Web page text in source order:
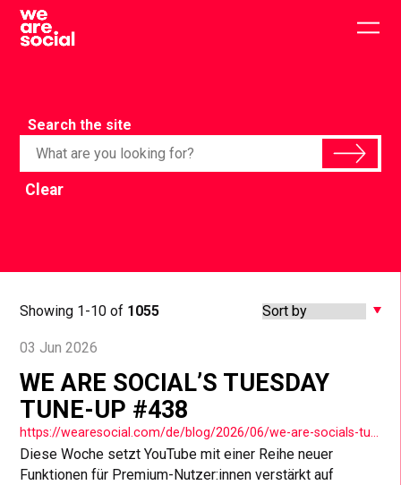
Skip
content
Search the site
Clear
Showing 1-10 of 1055
03 Jun 2026
WE ARE SOCIAL’S TUESDAY
TUNE-UP #438
Diese Woche setzt YouTube mit einer Reihe neuer
Funktionen für Premium-Nutzer:innen verstärkt auf